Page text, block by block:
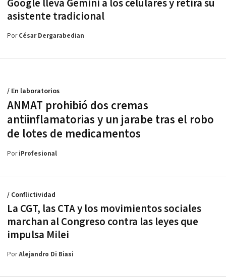
Google lleva Gemini a los celulares y retira su
asistente tradicional
PorCésar Dergarabedian
ANMAT prohibió dos cremas
antiinflamatorias y un jarabe tras el robo
de lotes de medicamentos
/ En laboratorios
PoriProfesional
La CGT, las CTA y los movimientos sociales
marchan al Congreso contra las leyes que
impulsa Milei
/ Conflictividad
PorAlejandro Di Biasi